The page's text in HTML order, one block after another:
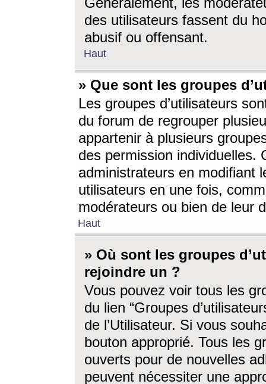
des utilisateurs fassent du
abusif ou offensant.
Haut
» Que sont les groupes
Les groupes d’utilisateurs
du forum de regrouper
appartenir à plusieurs
des permission individuelles.
administrateurs en modifiant
utilisateurs en une fois,
modérateurs ou bien de leur
Haut
» Où sont les groupes
rejoindre un ?
Vous pouvez voir tous les
du lien “Groupes
de l’Utilisateur. Si vous
bouton approprié. Tous les
ouverts pour de nouvelles
peuvent nécessiter une